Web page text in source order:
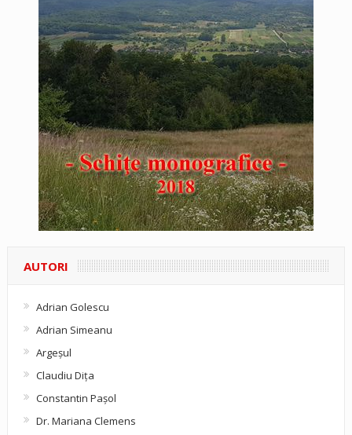
AUTORI
Adrian Golescu
Adrian Simeanu
Argeşul
Claudiu Diţa
Constantin Pașol
Dr. Mariana Clemens